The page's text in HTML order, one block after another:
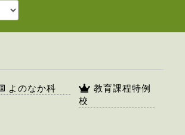
よのなか科
教育課程特例
校